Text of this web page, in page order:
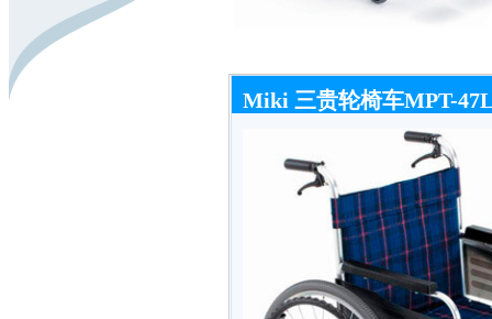
Miki 三贵轮椅车MPT-